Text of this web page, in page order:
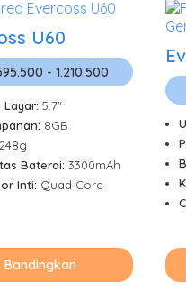
U60
- 1.210.500
Layar: 5.7"
8GB
248g
Baterai: 3300mAh
Inti: Quad Core
Bandingkan